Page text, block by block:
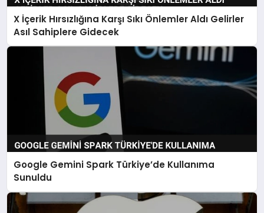
X İçerik Hırsızlığına Karşı Sıkı Önlemler Aldı Gelirler
Asıl Sahiplere Gidecek
Google Gemini Spark Türkiye’de Kullanıma
Sunuldu